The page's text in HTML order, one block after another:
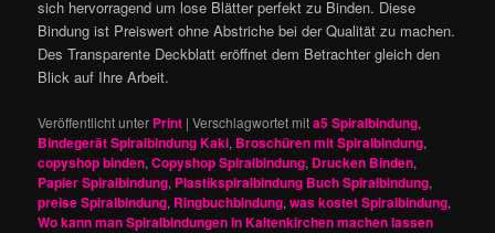
sich hervorragend um lose Blätter perfekt zu Binden. Diese
Bindung ist Preiswert ohne Abstriche bei der Qualität zu machen.
Des Transparente Deckblatt eröffnet dem Betrachter gleich den
Blick auf Ihre Arbeit.
Veröffentlicht unter Print |Verschlagwortet mita5 Spiralbindung,
Bindegerät Spiralbindung Kaki, Broschüren mit Spiralbindung,
copyshop binden,Copyshop Spiralbindung, Drucken Binden,
Papier Spiralbindung, Plastikspiralbindung Buch Spiralbindung,
preise Spiralbindung, Ringbuchbindung,was kostet Spiralbindung,
Wo kann man Spiralbindungen in Kaltenkirchen machen lassen